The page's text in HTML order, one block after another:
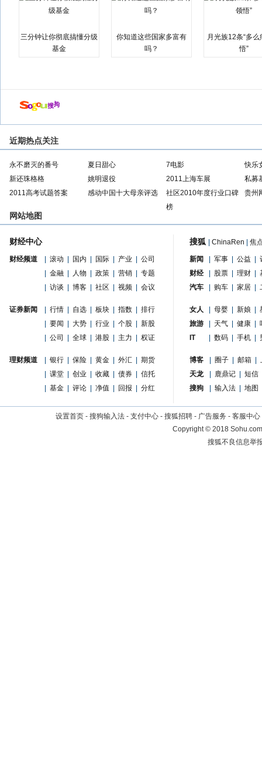
三分钟让你彻底搞懂分级
基金
你知道这些国家多富有
吗？
月光族12条“多么
悟”
近期热点关注
永不磨灭的番号 夏日甜心 7电影
快乐
新还珠格格
姚明退役 2011上海车展
私募
2011高考试题答案
感动中国十大母亲评选
社区2010年度行业口碑
榜
贵州
网站地图
财经中心
财经频道 滚动 国内 国际 产业
公司
金融 人物 政策 营销
专题
访谈 博客 社区 视频 会议
证券新闻 行情 自选 板块 指数
排行
要闻 大势 行业 个股
新股
公司 全球 港股 主力 权证
理财频道 银行 保险 黄金 外汇
期货
课堂 创业 收藏 债券
信托
基金 评论 净值 回报 分红
搜狐 ChinaRen 焦
新闻 军事 公益
财经
股票 理财
汽车
购车 家居
女人 母婴 新娘
旅游
天气 健康
IT
数码 手机
博客 圈子 邮箱
天龙
鹿鼎记
短信
搜狗
输入法 地图
设置首页 - 搜狗输入法 - 支付中心 - 搜狐招聘 - 广告服务 - 客服中心
Copyright©2018
搜狐不良信息举